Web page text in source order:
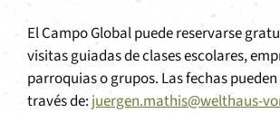
El Campo Global puede reservarse
visitas guiadas de clases escolares,
parroquias o grupos. Las fechas
través de: juergen.mathis@welthaus-